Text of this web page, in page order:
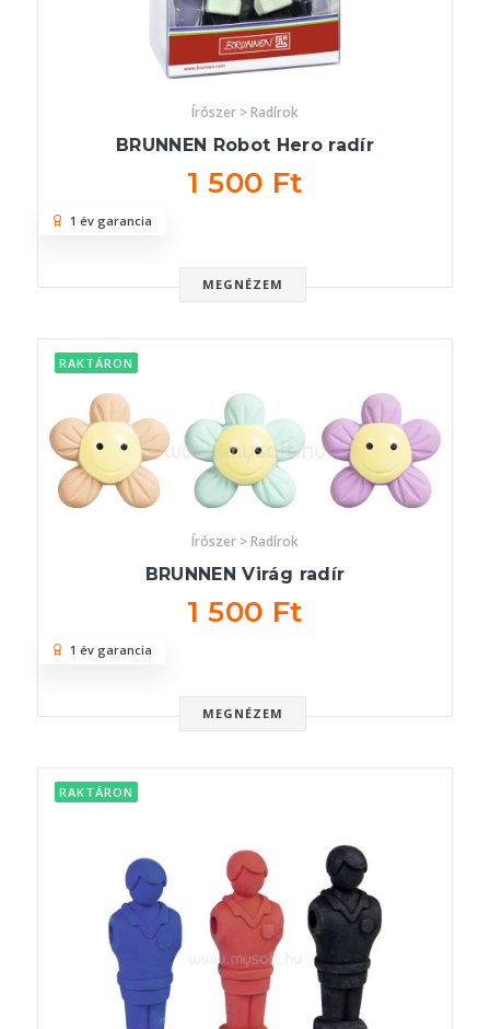
Írószer > Radírok
BRUNNEN Robot Hero radír
1 500 Ft
MEGNÉZEM
1 év garancia
RAKTÁRON
Írószer > Radírok
BRUNNEN Virág radír
1 500 Ft
MEGNÉZEM
1 év garancia
RAKTÁRON